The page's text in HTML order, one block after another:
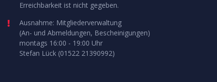
Erreichbarkeit ist nicht gegeben.
Ausnahme: Mitgliederverwaltung
(An- und Abmeldungen, Bescheinigungen)
montags 16:00 - 19:00 Uhr
Stefan Lück (01522 21390992)